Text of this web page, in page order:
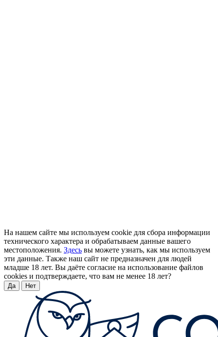
На нашем сайте мы используем cookie для сбора информации
технического характера и обрабатываем данные вашего
местоположения. Здесь вы можете узнать, как мы используем
эти данные. Также наш сайт не предназначен для людей
младше 18 лет. Вы даёте согласие на использование файлов
cookies и подтверждаете, что вам не менее 18 лет?
Да Нет